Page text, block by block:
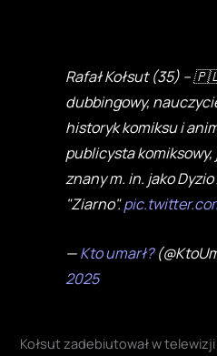
Rafał Kołsut (35) –
dubbingowy,
historyk komiksu i
publicysta
znany m. in. jako
"Ziarno".
—Kto umarł?
2025
Kołsut zadebiutował w